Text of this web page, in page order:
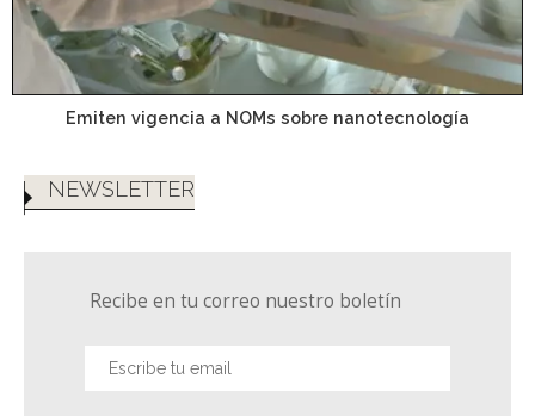
Emiten vigencia a NOMs sobre nanotecnología
NEWSLETTER
Recibe en tu correo nuestro boletín